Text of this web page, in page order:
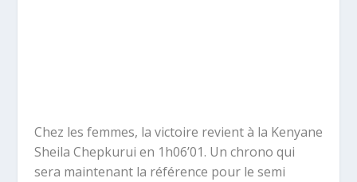
Chez les femmes, la victoire revient à la Kenyane
Sheila Chepkurui en 1h06’01. Un chrono qui
sera maintenant la référence pour le semi